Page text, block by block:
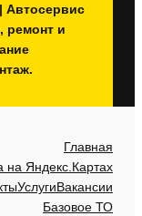
Автосервис
ремонт и
Главная
на Яндекс.Картах
УслугиВакансии
Базовое ТО